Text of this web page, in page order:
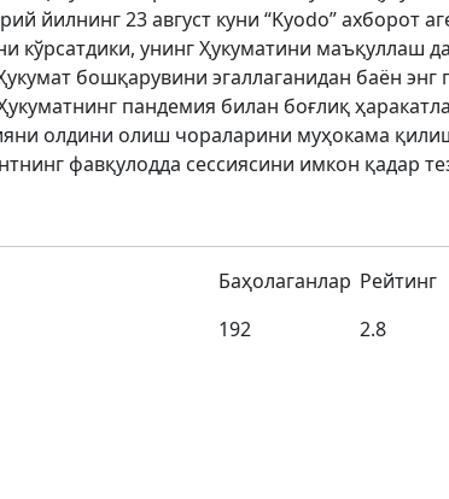
йилнинг 23 август куни “Kyodo” ахборот
кўрсатдики, унинг Ҳукуматини маъқуллаш
бошқарувини эгаллаганидан баён энг
пандемия билан боғлиқ
олдини олиш чораларини муҳокама
фавқулодда сессиясини имкон қадар
Баҳолаганлар
192
Рейтинг
2.8